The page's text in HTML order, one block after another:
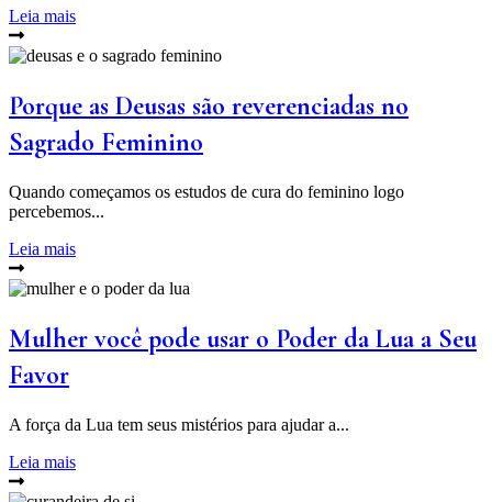
Leia mais
Porque as Deusas são reverenciadas no
Sagrado Feminino
Quando começamos os estudos de cura do feminino logo
percebemos...
Leia mais
Mulher você pode usar o Poder da Lua a Seu
Favor
A força da Lua tem seus mistérios para ajudar a...
Leia mais